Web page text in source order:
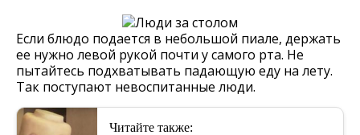
Если блюдо подается в небольшой пиале, держать
ее нужно левой рукой почти у самого рта. Не
пытайтесь подхватывать падающую еду на лету.
Так поступают невоспитанные люди.
Читайте также: